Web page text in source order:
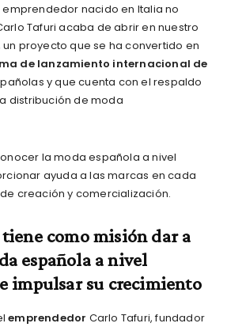
nacido en Italia no
Tafuri acaba de abrir en nuestro
un proyecto que se ha convertido en
de lanzamiento internacional de
y que cuenta con el respaldo
distribución de moda
la moda española a nivel
ayuda a las marcas en cada
creación y comercialización.
como misión dar a
española a nivel
impulsar su crecimiento
emprendedor Carlo Tafuri, fundador